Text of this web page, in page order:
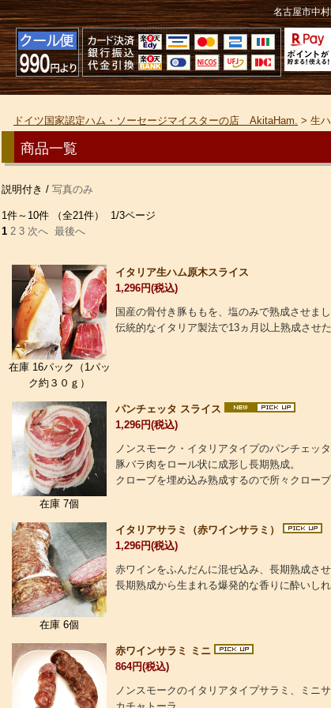
名古屋市中
ドイツ国家認定ハム・ソーセージマイスターの店 AkitaHam. > 生
商品一覧
説明付き / 写真のみ
1件～10件 （全21件） 1/3ページ
1 2 3 次へ 最後へ
在庫 16パック（1パッ
ク約３０ｇ）
イタリア生ハム原木スライス
1,296円(税込)
国産の骨付き豚ももを、塩のみで熟成させまし
伝統的なイタリア製法で13ヵ月以上熟成させ
在庫 7個
パンチェッタ スライス
1,296円(税込)
ノンスモーク・イタリアタイプのパンチェッタ
豚バラ肉をロール状に成形し長期熟成。
クローブを埋め込み熟成するので所々クロー
在庫 6個
イタリアサラミ（赤ワインサラミ）
1,296円(税込)
赤ワインをふんだんに混ぜ込み、長期熟成さ
長期熟成から生まれる爆発的な香りに酔いしれ
赤ワインサラミ ミニ
864円(税込)
ノンスモークのイタリアタイプサラミ、ミニサ